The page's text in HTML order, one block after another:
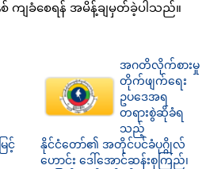
ကျခံစေရန် အမိန့်ချမှတ်ခဲ့ပါသည်။
င့်
အဂတိလိုက်စားမှု
တိုက်ဖျက်ရေး
ဥပဒေအရ
တရားစွဲဆိုခံရ
သည့်
နိုင်ငံတော်၏ အတိုင်ပင်ခံပုဂ္ဂိုလ်
ဟောင်း ဒေါ်အောင်ဆန်းစုကြည်၊